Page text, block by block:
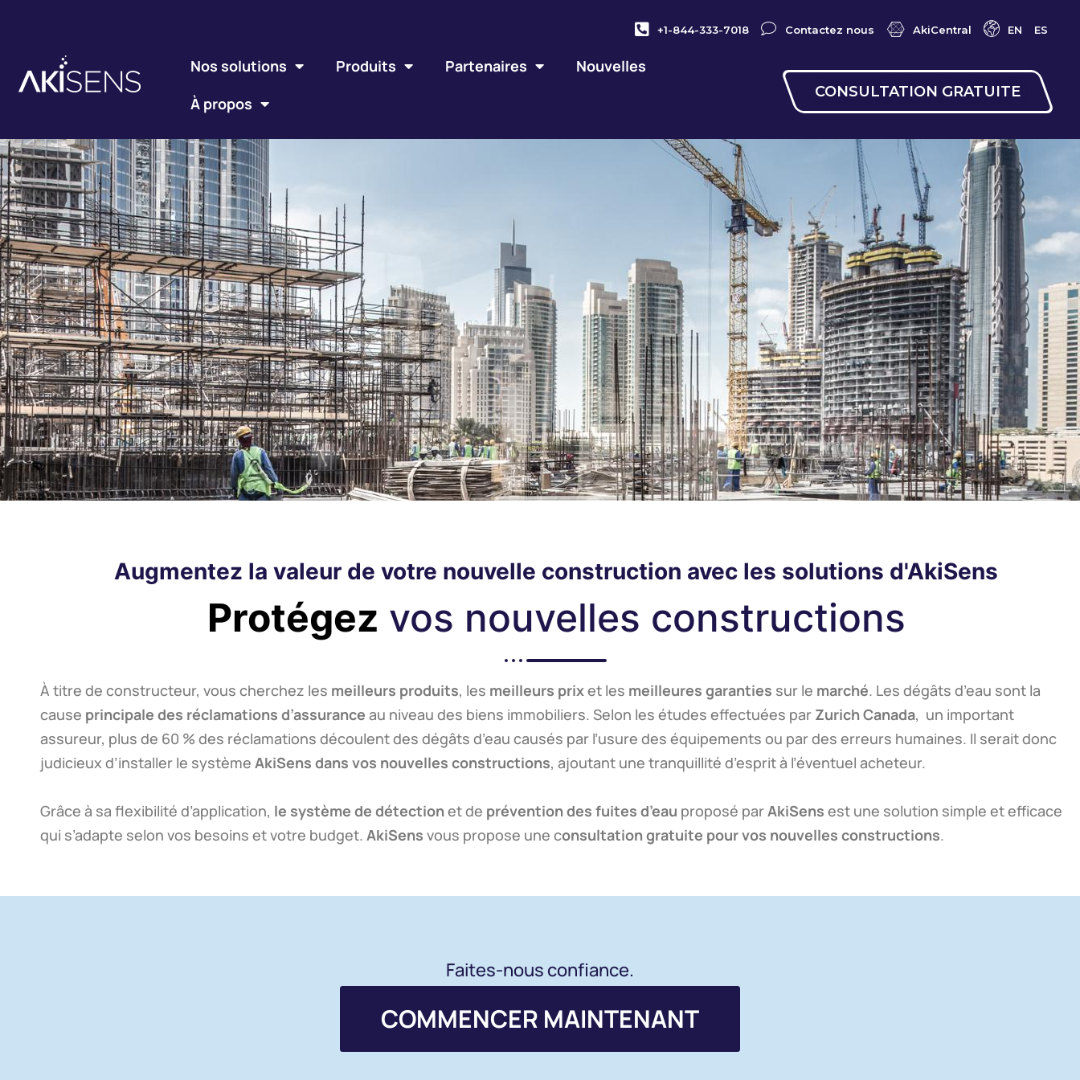
+1-844-333-7018 Contactez nous AkiCentral EN ES
Nos solutions Produits Partenaires
Nouvelles
À propos
CONSULTATION GRATUITE
CONSTRUCTEUR
NOUVELLE
CONSTRUCTION
NOUS PROTÉGEONS VOS INVESTISSEMENTS
CONTRE LES DÉGÂTS D'EAU
Augmentez la valeur de votre nouvelle construction avec les solutions d'AkiSens
Protégez vos nouvelles constructions
À titre de constructeur, vous cherchez les meilleurs produits, les meilleurs prixet les meilleures garanties sur le marché. Les dégâts d’eau sont la
cause principale des réclamations d’assurance au niveau des biens immobiliers. Selon les études effectuées par Zurich Canada, un important
assureur, plus de 60 % des réclamations découlent des dégâts d’eau causés par l’usure des équipements ou par des erreurs humaines. Il serait donc
judicieux d’installer le système AkiSens dans vos nouvelles constructions, ajoutant une tranquillité d’esprit à l’éventuel acheteur.
Grâce à sa flexibilité d’application, le système de détection et de prévention des fuites d’eau proposé parAkiSens est une solution simple et efficace
qui s’adapte selon vos besoins et votre budget. AkiSens vous propose une consultation gratuite pour vos nouvelles constructions.
Faites-nous confiance.
COMMENCER MAINTENANT